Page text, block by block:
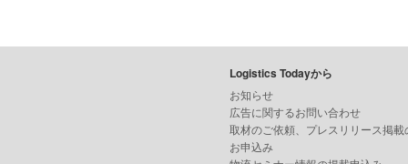
Logistics Todayから
お知らせ
広告に関するお問い合わせ
取材のご依頼、プレスリリース掲載
お申込み